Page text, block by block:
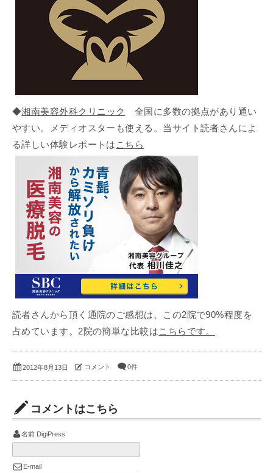
◆湘南美容外科クリニック
全国に多数の拠点があり通い
やすい。メディオスターも使える。当サイト読者さんによ
る詳しい体験レポートは こちら
読者さんから頂く通院のご感想は、この2院で90%程度を
占めています。2院の簡単な比較はこちらです。
2012年8月13日 コメント 0件
コメントはこちら
名前 DigiPress
E-mail